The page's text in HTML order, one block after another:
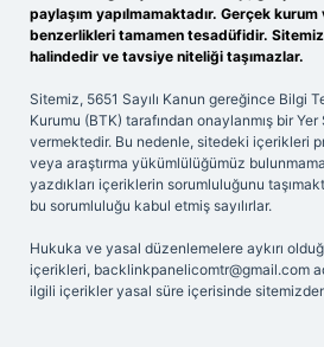
paylaşım yapılmamaktadır. Gerçek
benzerlikleri tamamen tesadüfidir.
halindedir ve tavsiye niteliği taşımazlar.
Sitemiz, 5651 Sayılı Kanun gereğince Bilgi
Kurumu (BTK) tarafından onaylanmış bir
vermektedir. Bu nedenle, sitedeki içerikleri
veya araştırma yükümlülüğümüz
yazdıkları içeriklerin sorumluluğunu
bu sorumluluğu kabul etmiş sayılırlar.
Hukuka ve yasal düzenlemelere aykırı
içerikleri, backlinkpanelicomtr@gmail.com
ilgili içerikler yasal süre içerisinde sitemizden